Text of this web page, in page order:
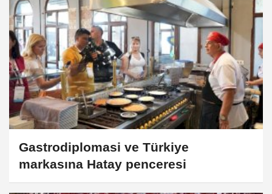
Gastrodiplomasi ve Türkiye
markasına Hatay penceresi